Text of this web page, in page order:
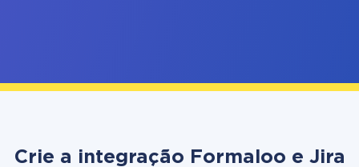
Crie a integração Formaloo e Jira